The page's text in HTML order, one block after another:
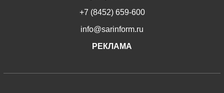
+7 (8452) 659-600
info@sarinform.ru
РЕКЛАМА